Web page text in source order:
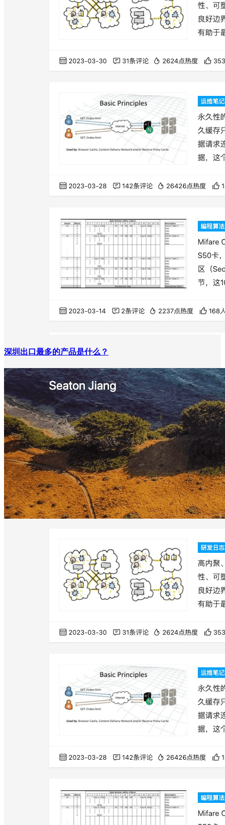
深圳出口最多的产品是什么？